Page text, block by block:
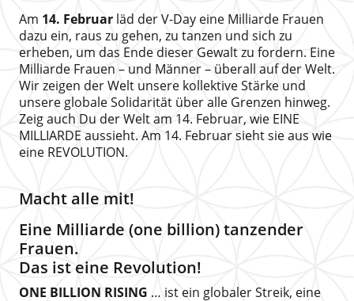
Am 14. Februar läd der V-Day eine Milliarde Frauen
dazu ein, raus zu gehen, zu tanzen und sich zu
erheben, um das Ende dieser Gewalt zu fordern. Eine
Milliarde Frauen – und Männer – überall auf der Welt.
Wir zeigen der Welt unsere kollektive Stärke und
unsere globale Solidarität über alle Grenzen hinweg.
Zeig auch Du der Welt am 14. Februar, wie EINE
MILLIARDE aussieht. Am 14. Februar sieht sie aus wie
eine REVOLUTION.
Macht alle mit!
Eine Milliarde (one billion) tanzender
Frauen.
Das ist eine Revolution!
ONE BILLION RISING … ist ein globaler Streik, eine